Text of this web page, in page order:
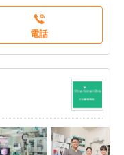
電話